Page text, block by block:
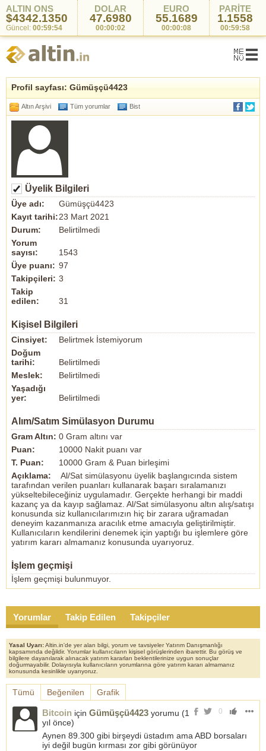
ALTIN ONS
$4342.1350
Güncel: 00:59:54
DOLAR
47.6980
00:00:02
EURO
55.1689
00:00:08
PARİTE
1.1558
00:59:58
Profil sayfası: Gümüşçü4423
Altın Arşivi Tüm yorumlar Bist
Üyelik Bilgileri
Üye adı:
Gümüşçü4423
Kayıt tarihi:23 Mart 2021
Durum:
Belirtilmedi
Yorum
sayısı:
1543
Üye puanı: 97
Takipçileri: 3
Takip
edilen:
31
Kişisel Bilgileri
Cinsiyet:
Belirtmek İstemiyorum
Doğum
tarihi:
Belirtilmedi
Meslek:
Belirtilmedi
Yaşadığı
yer:
Belirtilmedi
Alım/Satım Simülasyon Durumu
Gram Altın: 0 Gram altını var
Puan:
10000 Nakit puanı var
T. Puan:
10000 Gram & Puan birleşimi
Açıklama:
Al/Sat simülasyonu üyelik başlangıcında sistem
tarafından verilen puanları kullanarak başarı sıralamanızı
yükseltebileceğiniz uygulamadır. Gerçekte herhangi bir maddi
kazanç ya da kayıp sağlamaz. Al/Sat simülasyonu altın alış/satışı
konusunda siz kullanıcılarımızın hiç bir zarara uğramadan
deneyim kazanmanıza aracılık etme amacıyla geliştirilmiştir.
Kullanıcıların kendilerini denemek için yaptığı bu işlemlere göre
yatırım kararı almamanız konusunda uyarıyoruz.
İşlem geçmişi
İşlem geçmişi bulunmuyor.
Yorumlar Takip Edilen Takipçiler
Yasal Uyarı:Altin.in'de yer alan bilgi, yorum ve tavsiyeler Yatırım Danışmanlığı
kapsamında değildir. Yorumlar kullanıcıların kişisel görüşlerinden ibarettir. Bu görüş ve
bilgilere dayanılarak alınacak yatırım kararları beklentilerinize uygun sonuçlar
doğurmayabilir. Dolayısıyla kullanıcıların yorumlarına göre yatırım kararı almamanız
konusunda kesinlikle uyarıyoruz.
Tümü Beğenilen Grafik
0
Bitcoin için Gümüşçü4423 yorumu (1
yıl önce)
Aynen 89.300 gibi birşeydi üstadım ama ABD borsaları
iyi değil bugün kırması zor gibi görünüyor